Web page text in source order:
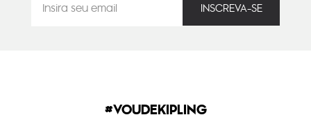
#VOUDEKIPLING